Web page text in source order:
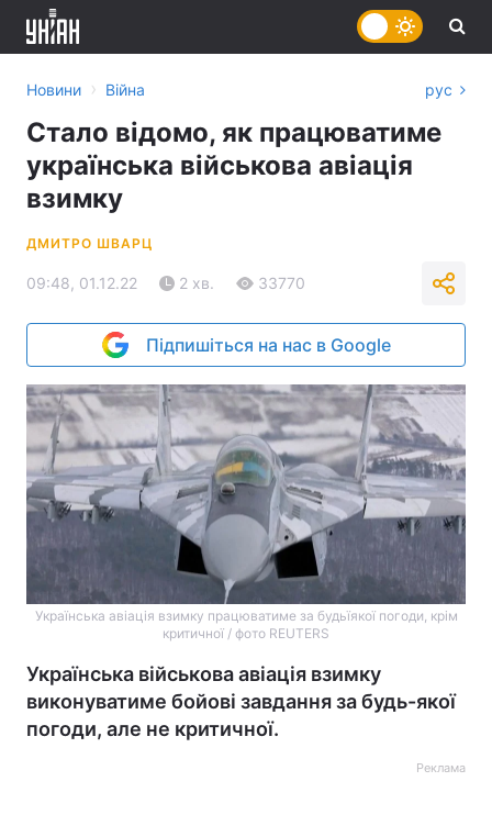
Новини › Війна рус
Стало відомо, як працюватиме
українська військова авіація
взимку
ДМИТРО ШВАРЦ
09:48, 01.12.22 2 хв. 33770
Підпишіться на нас в Google
Українська авіація взимку працюватиме за будьїякої погоди, крім
критичної / фото REUTERS
Українська військова авіація взимку
виконуватиме бойові завдання за будь-якої
погоди, але не критичної.
Реклама